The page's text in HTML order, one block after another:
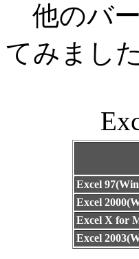
他のバ
てみました
Excel
Excel
Excel X for
Excel